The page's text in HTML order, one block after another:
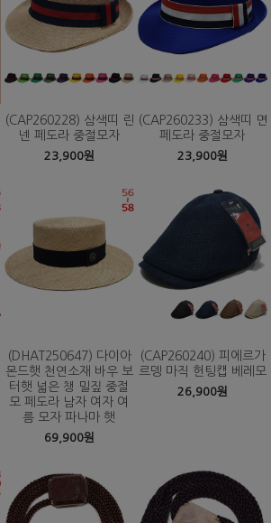
(CAP260228) 삼색띠 린
넨 페도라 중절모자
23,900원
(CAP260233) 삼색띠 면
페도라 중절모자
23,900원
(DHAT250647) 다이아
몬드햇 천연소재 바우 보
터햇 넓은 챙 밀짚 중절
모 페도라 남자 여자 여
름 모자 파나마 햇
69,900원
(CAP260240) 피에르가
르뎅 마직 헌팅캡 베레모
26,900원